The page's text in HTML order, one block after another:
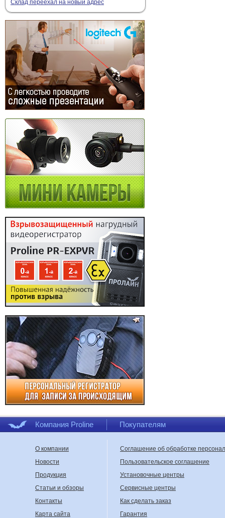
Склад переехал на новый адрес
Компания Proline Покупателям
О компании
Новости
Продукция
Статьи и обзоры
Контакты
Карта сайта
Соглашение об обработке
Пользовательское соглашение
Установочные центры
Сервисные центры
Как сделать заказ
Гарантия